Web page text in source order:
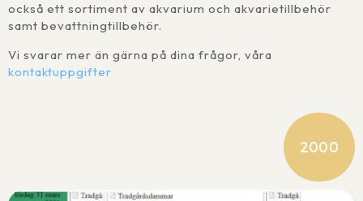
också ett sortiment av akvarium och akvarietillbehör
samt bevattningtillbehör.
Vi svarar mer än gärna på dina frågor, våra
kontaktuppgifter
2000